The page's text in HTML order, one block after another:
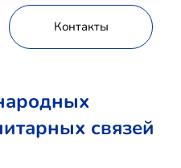
Контакты
связей